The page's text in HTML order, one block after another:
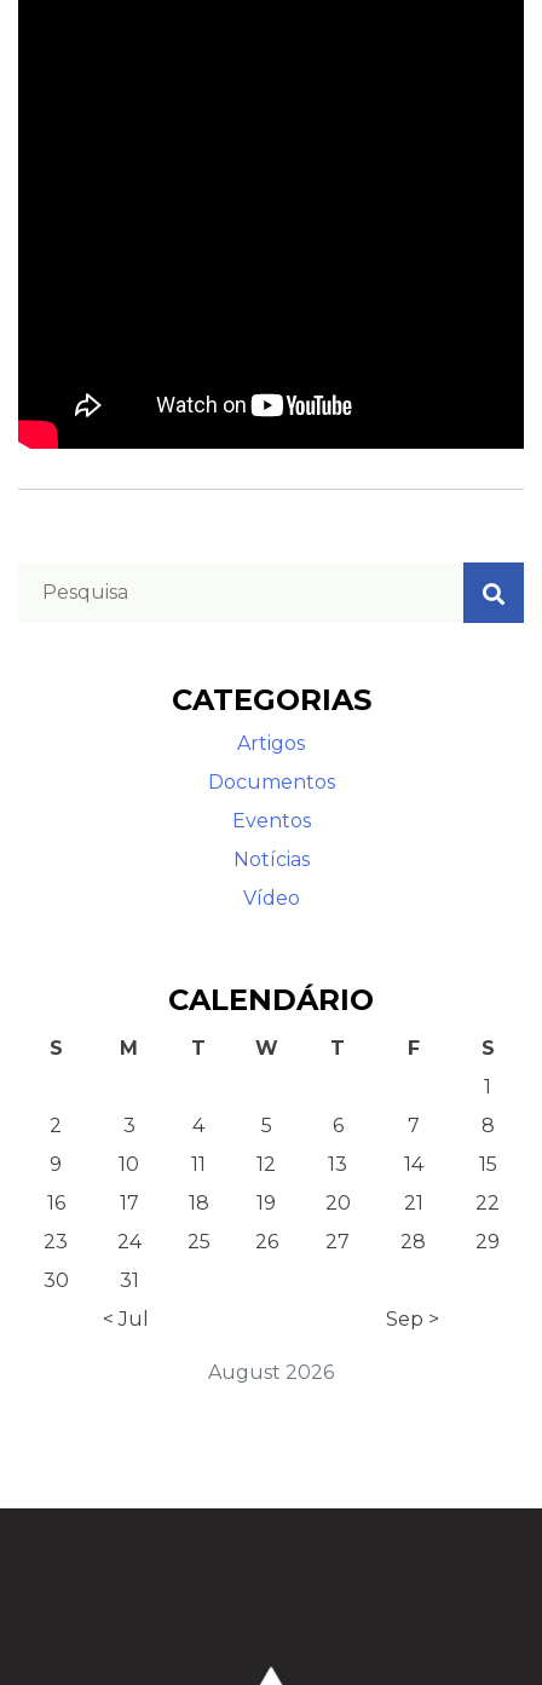
CATEGORIAS
Artigos
Documentos
Eventos
Notícias
Vídeo
CALENDÁRIO
August 2026
S M T W T F
S
1
2
3 4 5 6 7
8
9
10 11 12 13 14
15
16
17 18 19 20 21
22
23
24 25 26 27 28
29
30
31
< Jul
Sep >